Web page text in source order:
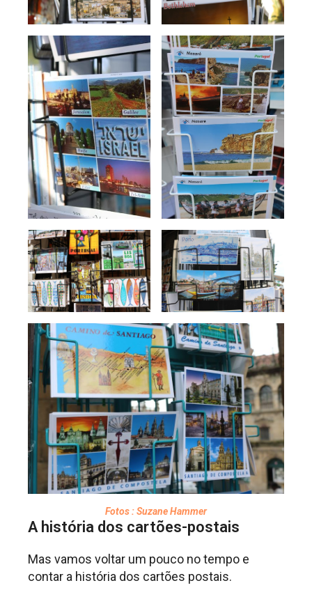
Fotos : Suzane Hammer
A história dos cartões-postais
Mas vamos voltar um pouco no tempo e
contar a história dos cartões postais.